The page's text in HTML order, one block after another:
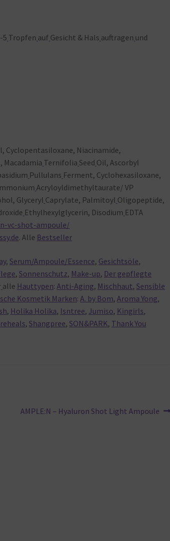
5 Tropfen auf Gesicht & Hals auftragen und
Cyclopentasiloxane, Niacinamide,
Macadamia Ternifolia Seed Oil, Ascorbyl
Pullulans Ferment, Cyclohexasiloxane,
Acryloyldimethyltaurate/ VP
Glyceryl Caprylate, Palmitoyl Oligopeptide,
Ethylhexylglycerin, Disodium EDTA
vc-shot-ampoule/
. Alle Bestseller
,Serum/Ampoule/Essence, Gesichtsöle,
,Sonnenschutz, Make-up, Der gepflegte
alle Hauttypen:Anti-Aging, Mischhaut,Sensible
Kosmetik Marken:A. by Bom,Aroma Yong,
, Holika Holika, Isntree,Jumiso, Kingirls,
,Shangpree,SON&PARK, Thank You
Nächster
AMPLE:N – Hyaluron Shot Light Ampoule